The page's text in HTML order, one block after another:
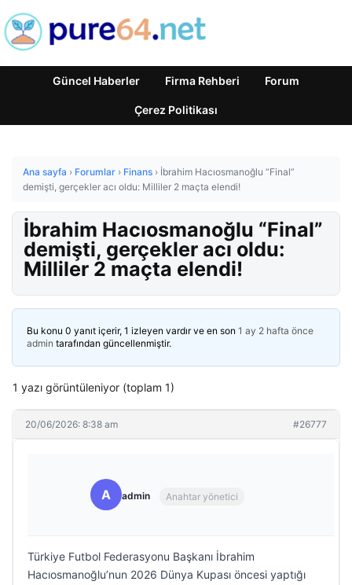
Güncel Haberler Firma Rehberi Forum
Çerez Politikası
Ana sayfa › Forumlar › Finans › İbrahim Hacıosmanoğlu “Final”
demişti, gerçekler acı oldu: Milliler 2 maçta elendi!
İbrahim Hacıosmanoğlu “Final”
demişti, gerçekler acı oldu:
Milliler 2 maçta elendi!
Bu konu 0 yanıt içerir, 1 izleyen vardır ve en son 1 ay 2 hafta önce
admin tarafından güncellenmiştir.
1 yazı görüntüleniyor (toplam 1)
20/06/2026: 8:38 am #26777
A admin Anahtar yönetici
Türkiye Futbol Federasyonu Başkanı İbrahim
Hacıosmanoğlu’nun 2026 Dünya Kupası öncesi yaptığı